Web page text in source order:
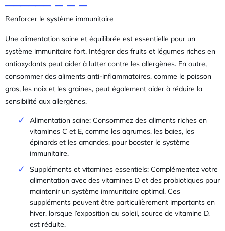
Renforcer le système immunitaire
Une alimentation saine et équilibrée est essentielle pour un
système immunitaire fort. Intégrer des fruits et légumes riches en
antioxydants peut aider à lutter contre les allergènes. En outre,
consommer des aliments anti-inflammatoires, comme le poisson
gras, les noix et les graines, peut également aider à réduire la
sensibilité aux allergènes.
Alimentation saine: Consommez des aliments riches en
vitamines C et E, comme les agrumes, les baies, les
épinards et les amandes, pour booster le système
immunitaire.
Suppléments et vitamines essentiels: Complémentez votre
alimentation avec des vitamines D et des probiotiques pour
maintenir un système immunitaire optimal. Ces
suppléments peuvent être particulièrement importants en
hiver, lorsque l’exposition au soleil, source de vitamine D,
est réduite.